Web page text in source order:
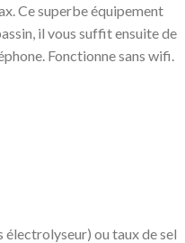
Ce superbe équipement
il vous suffit ensuite de
Fonctionne sans wifi.
électrolyseur) ou taux de sel